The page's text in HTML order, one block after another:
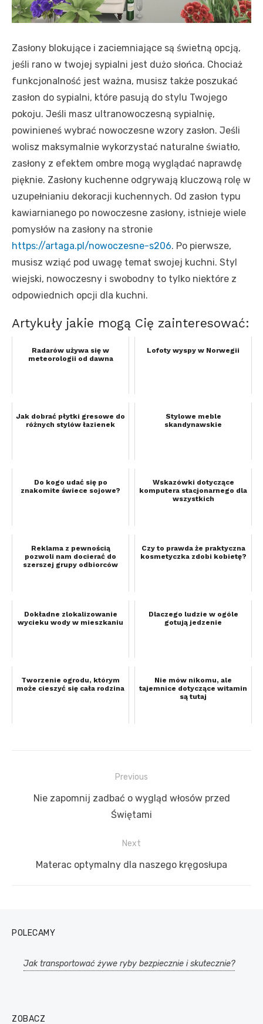
Zasłony blokujące i zaciemniające są świetną opcją,
jeśli rano w twojej sypialni jest dużo słońca. Chociaż
funkcjonalność jest ważna, musisz także poszukać
zasłon do sypialni, które pasują do stylu Twojego
pokoju. Jeśli masz ultranowoczesną sypialnię,
powinieneś wybrać nowoczesne wzory zasłon. Jeśli
wolisz maksymalnie wykorzystać naturalne światło,
zasłony z efektem ombre mogą wyglądać naprawdę
pięknie. Zasłony kuchenne odgrywają kluczową rolę w
uzupełnianiu dekoracji kuchennych. Od zasłon typu
kawiarnianego po nowoczesne zasłony, istnieje wiele
pomysłów na zasłony na stronie
https://artaga.pl/nowoczesne-s206. Po pierwsze,
musisz wziąć pod uwagę temat swojej kuchni. Styl
wiejski, nowoczesny i swobodny to tylko niektóre z
odpowiednich opcji dla kuchni.
Artykuły jakie mogą Cię zainteresować:
Radarów używa się w
meteorologii od dawna
Lofoty wyspy w Norwegii
Jak dobrać płytki gresowe do
różnych stylów łazienek
Stylowe meble
skandynawskie
Do kogo udać się po
znakomite świece sojowe?
Wskazówki dotyczące
komputera stacjonarnego dla
wszystkich
Reklama z pewnością
pozwoli nam docierać do
szerszej grupy odbiorców
Czy to prawda że praktyczna
kosmetyczka zdobi kobietę?
Dokładne zlokalizowanie
wycieku wody w mieszkaniu
Dlaczego ludzie w ogóle
gotują jedzenie
Tworzenie ogrodu, którym
może cieszyć się cała rodzina
Nie mów nikomu, ale
tajemnice dotyczące witamin
są tutaj
wpisu
Previous
Previous
Nie zapomnij zadbać o wygląd włosów przed
Świętami
Next
Next
Materac optymalny dla naszego kręgosłupa
POLECAMY
Jak transportować żywe ryby bezpiecznie i skutecznie?
ZOBACZ